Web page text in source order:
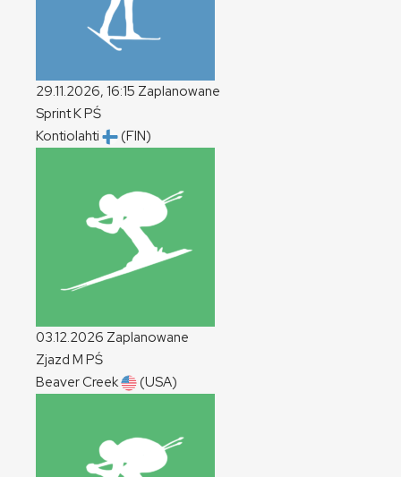
29.11.2026, 16:15 Zaplanowane
SprintKPŚ
Kontiolahti
(FIN)
03.12.2026 Zaplanowane
Zjazd M PŚ
Beaver Creek
(USA)